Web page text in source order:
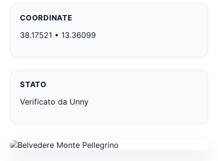
COORDINATE
38.17521 • 13.36099
STATO
Verificato da Unny